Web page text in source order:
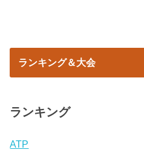
ランキング＆大会
ランキング
ATP